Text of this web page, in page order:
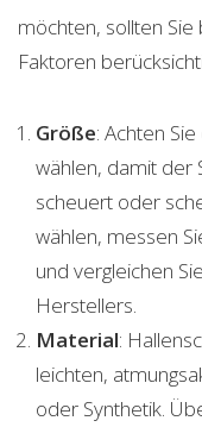
möchten, sollten
Faktoren
Größe: Achten
wählen, damit der
scheuert oder
wählen, messen
und vergleichen
Herstellers.
Material:
leichten,
oder Synthetik.